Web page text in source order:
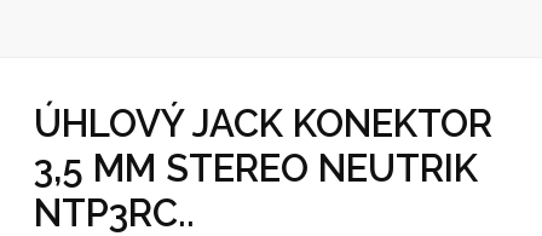
ÚHLOVÝ JACK KONEKTOR
3,5 MM STEREO NEUTRIK
NTP3RC..